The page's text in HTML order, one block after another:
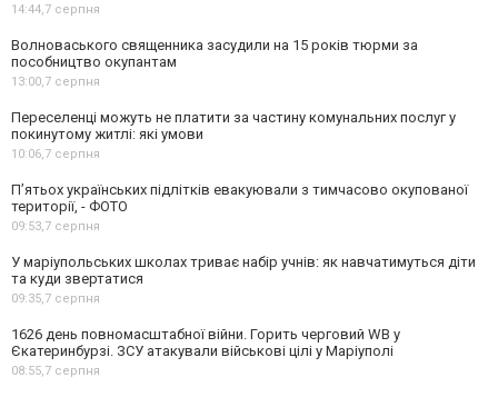
14:44,7 серпня
Волноваського священника засудили на 15 років тюрми за
пособництво окупантам
13:00,7 серпня
Переселенці можуть не платити за частину комунальних послуг у
покинутому житлі: які умови
10:06,7 серпня
П’ятьох українських підлітків евакуювали з тимчасово окупованої
території, - ФОТО
09:53,7 серпня
У маріупольських школах триває набір учнів: як навчатимуться діти
та куди звертатися
09:35,7 серпня
1626 день повномасштабної війни. Горить черговий WB у
Єкатеринбурзі. ЗСУ атакували військові цілі у Маріуполі
08:55,7 серпня